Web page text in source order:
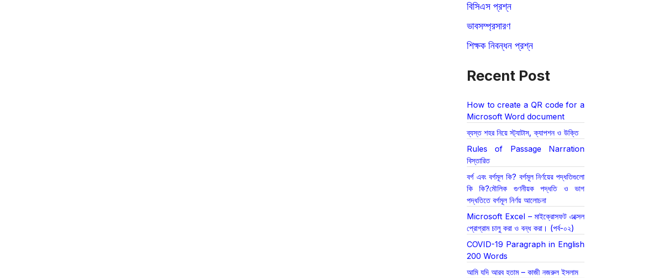
বিসিএস প্রশ্ন
ভাবসম্প্রসারণ
শিক্ষক নিবন্ধন প্রশ্ন
Recent Post
How to create a QR code for a
Microsoft Word document
ব্যস্ত শহর নিয়ে স্ট্যাটাস, ক্যাপশন ও উক্তি
Rules of Passage Narration
বিস্তারিত
বর্গ এবং বর্গমূল কি? বর্গমূল নির্ণয়ের পদ্ধতিগুলো
কি কি?মৌলিক গুণনীয়ক পদ্ধতি ও ভাগ
পদ্ধতিতে বর্গমূল নির্ণয় আলোচনা
Microsoft Excel – মাইক্রোসফট এক্সেল
প্রোগ্রাম চালু করা ও বন্ধ করা। (পর্ব-০২)
COVID-19 Paragraph in English
200 Words
আমি যদি আরব হতাম – কাজী নজরুল ইসলাম